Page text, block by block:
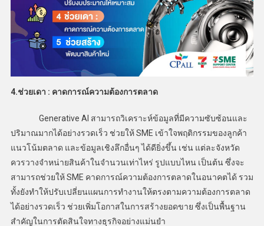
4.ช่วยเดา : คาดการณ์ความต้องการตลาด
Generative AI สามารถวิเคราะห์ข้อมูลที่มีความซับซ้อนและ
ปริมาณมากได้อย่างรวดเร็ว ช่วยให้ SME เข้าใจพฤติกรรมของลูกค้า
แนวโน้มตลาด และข้อมูลเชิงลึกอื่นๆ ได้ดียิ่งขึ้น เช่น แต่ละจังหวัด
ควรวางจำหน่ายสินค้าในจำนวนเท่าไหร่ รูปแบบไหน เป็นต้น ซึ่งจะ
สามารถช่วยให้ SME คาดการณ์ความต้องการตลาดในอนาคตได้ รวม
ทั้งยังทำให้ปรับเปลี่ยนแผนการทำงานให้ตรงตามความต้องการตลาด
ได้อย่างรวดเร็ว ช่วยเพิ่มโอกาสในการสร้างยอดขาย ซึ่งเป็นพื้นฐาน
สำคัญในการตัดสินใจทางธุรกิจอย่างแม่นยำ